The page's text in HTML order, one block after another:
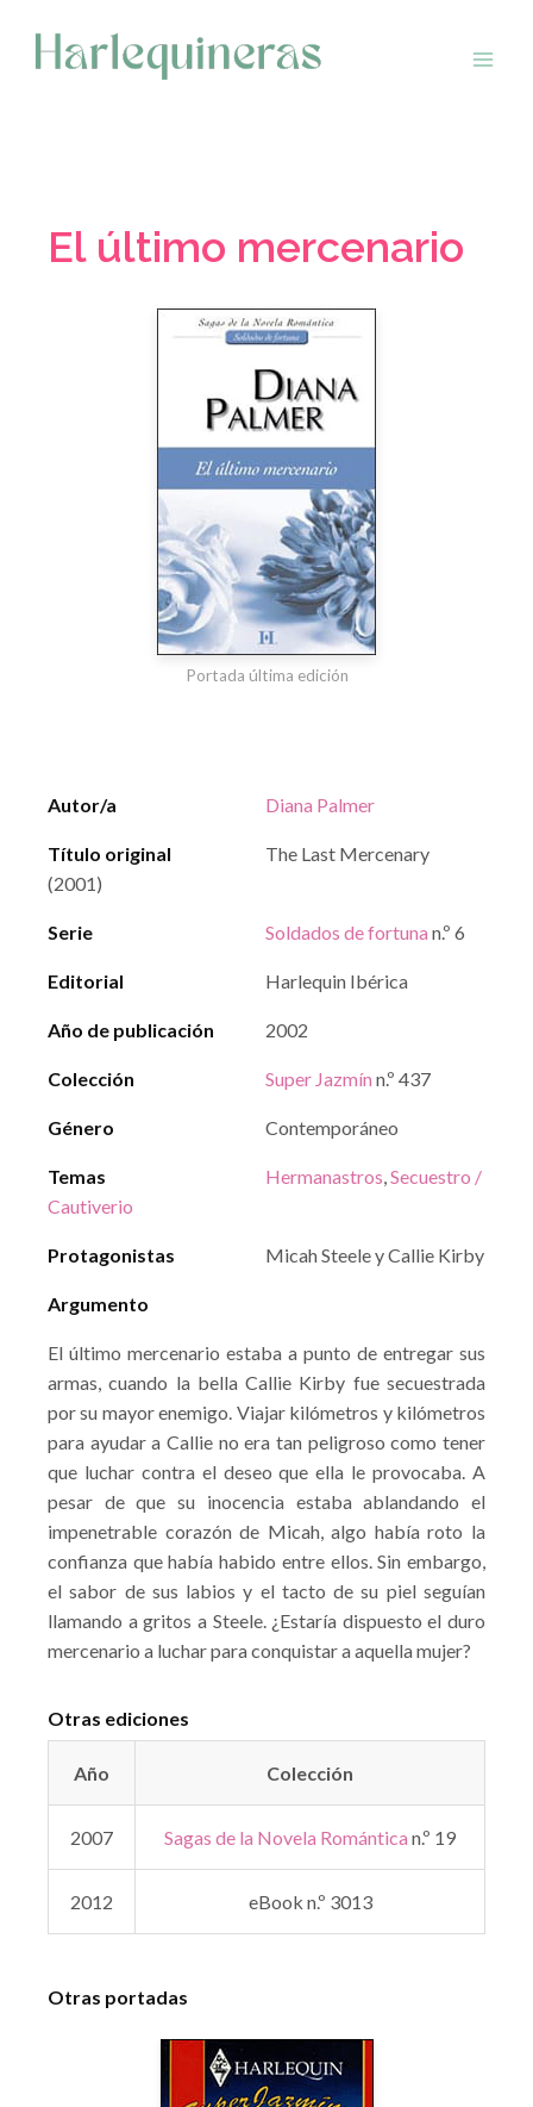
contenido
El último mercenario
Autor/a Diana Palmer
Título original
The Last Mercenary
(2001)
Serie Soldados de fortuna n.º 6
Editorial Harlequin Ibérica
Año de publicación 2002
Colección Super Jazmín n.º 437
Género Contemporáneo
Temas Hermanastros,Secuestro /
Cautiverio
Protagonistas Micah Steele y Callie Kirby
Argumento
El último mercenario estaba a punto de entregar sus
armas, cuando la bella Callie Kirby fue secuestrada
por su mayor enemigo. Viajar kilómetros y kilómetros
para ayudar a Callie no era tan peligroso como tener
que luchar contra el deseo que ella le provocaba. A
pesar de que su inocencia estaba ablandando el
impenetrable corazón de Micah, algo había roto la
confianza que había habido entre ellos. Sin embargo,
el sabor de sus labios y el tacto de su piel seguían
llamando a gritos a Steele. ¿Estaría dispuesto el duro
mercenario a luchar para conquistar a aquella mujer?
Otras ediciones
Año Colección
2007 Sagas de la Novela Romántica n.º 19
2012 eBook n.º 3013
Otras portadas
Portada última edición